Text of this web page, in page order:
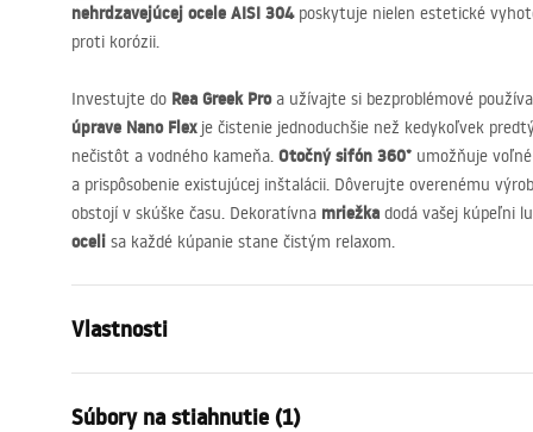
nehrdzavejúcej ocele AISI 304poskytuje nielen estetické
proti korózii.
Investujte do Rea Greek Proa užívajte si bezproblémové
úprave Nano Flexje čistenie jednoduchšie než kedykoľvek
nečistôt a vodného kameňa. Otočný sifón 360° umožňuje
a prispôsobenie existujúcej inštalácii. Dôverujte overenému
obstojí v skúške času. Dekoratívna mriežka dodá vašej kúpeľni
oceli sa každé kúpanie stane čistým relaxom.
Vlastnosti
Súbory na stiahnutie (1)